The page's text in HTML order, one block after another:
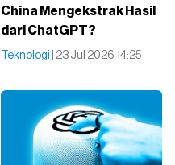
China Mengekstrak Hasil
dari ChatGPT?
Teknologi | 23 Jul 2026 14:25